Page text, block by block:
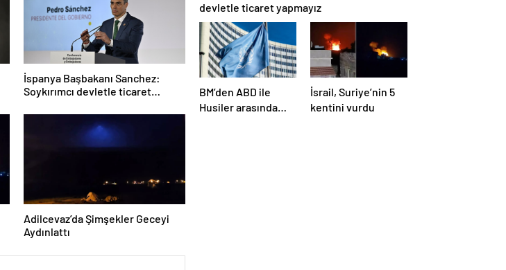
İspanya Başbakanı Sanchez:
Soykırımcı devletle ticaret
Adilcevaz’da Şimşekler Geceyi
Aydınlattı
devletle ticaret yapmayız
BM’den ABD ile
Husiler arasında
İsrail, Suriye’nin 5
kentini vurdu